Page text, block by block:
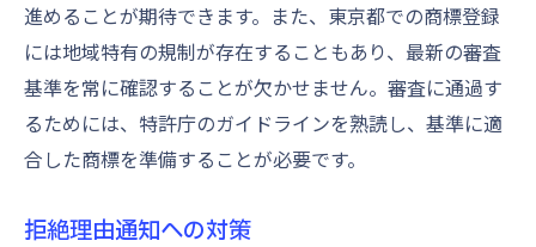
進めることが期待できます。また、東京都での商標登録
には地域特有の規制が存在することもあり、最新の審査
基準を常に確認することが欠かせません。審査に通過す
るためには、特許庁のガイドラインを熟読し、基準に適
合した商標を準備することが必要です。
拒絶理由通知への対策